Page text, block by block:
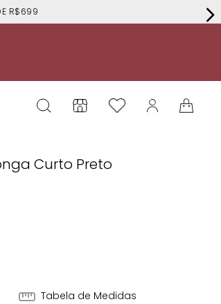
Curto Preto
Tabela de Medidas